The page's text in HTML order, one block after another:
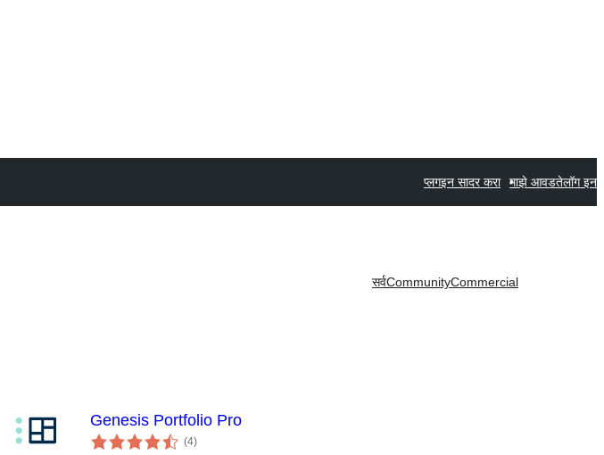
प्लगइन सादर करा माझे आवडतेलॉग इन
सर्वCommunityCommercial
Genesis Portfolio Pro
(4एकूण
मूल्यांकन
)